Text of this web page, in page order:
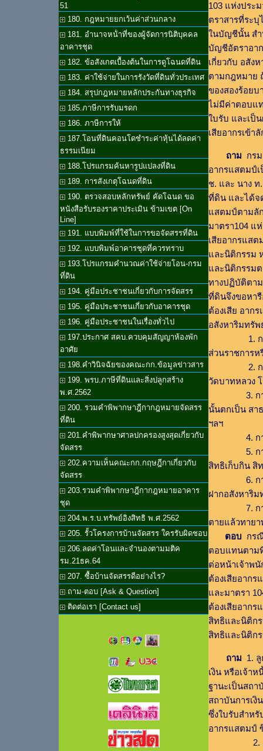
51
180. กฎหมายยกเว้นค่าส่วนกลาง
181. อำนาจหน้่าที่ของผู้จัดการนิติบุคคล
อาคารชุด
182. ข้อสังเกตเบื้องต้นในการดูโฉนดที่ดิน
183. ค่าใช้จ่ายในการรังวัดที่ดินทั่วประเทศ
184. สรุปกฎหมายหลักประกันทางธุรกิจ
185.ภาษีการรับมรดก
186. ภาษีการให้
187.โอนที่ดินคอนโดชำระค่าหุ้นได้ลดค่า
ธรรมเนียม
188.โปรแกรมค้นหารูปแปลงที่ดิน
189. การสังเกตุโฉนดที่ดิน
190. ตรวจสอบหลักทรัพย์ คัดโฉนด ขอ
หนังสือรับรองราคาประเมิน ข้ามเขต [On
Line]
191. แบบพิมพ์ที่ใช้ในการขอจัดสรรที่ดิน
192. แบบพิมพ์อาคารชุดที่ควรทราบ
193.โปรแกรมคำนวณค่าใช้จ่ายโอน-กรม
ที่ดิน
194. คู่มือประชาชนเกี่ยวกับการจัดสรร
195. คู่มือประชาชนเกี่ยวกับอาคารชุด
196. คู่มือประชาชนในเรื่องทั่วไป
197.ประกาศ สคบ.ควบคุมสัญญาห้องพัก
อาศัย
198.คำวินิจฉัยของคณะกก.ข้อมูลข่าวสาร
199. พรบ.ภาษีที่ดินและสิ่งปลูกสร้าง
พ.ศ.2562
200. รวมคำพิพากษาฎีกากฎหมายจัดสรร
ที่ดิน
201.คำพิพากษาศาลปกครองสูงสุดเกี่ยวกับ
จัดสรร
202.ความเห็นคณะกก.กฤษฎีกาเกี่ยวกับ
จัดสรร
203.รวมคำพิพากษาฎีกากฎหมายอาคาร
ชุด
204.พ.ร.บ.ทรัพย์อิงสิทธิ พ.ศ.2562
205. รั้วโครงการบ้านจัดสรร ใครรับผิดชอบ
206.ลดค่าโอนและจำนองตามมติค
รม.21ธค.64
207. ซื้อบ้านจัดสรรดีอย่างไร?
ถาม-ตอบ [Ask & Question]
ติดต่อเรา [Contact us]
103 แห่งประ
ตราสารที่ระ
ในบัญชีนั้น สำ
บัญชีอัตราอา
เกี่ยวกับ อสัง
ตามกฎหมาย
ของสองร้อย
ไม่มีค่าตอบแ
ใบรับ และเป็
เสียอากรเข้
ถาม กร
อากรแสตมป์
ช. และ นาง
ที่ดิน และได้จ
แสตมป์ตามลั
มาตรา104 แ
เสียอากรแส
และนิติกรรม
และนิติกรรม
ทางปฏิบัติตา
ที่ดินจึงขอหา
ต้องเสีย อาก
อสังหาริมทรั
1. การให้
ส่วนราชการ
2. การให้
วัดบาทหลวง
3. การให้
นั้นตกเป็น สา
ฯลฯ
4. การโอ
5. การจดท
สิทธิเก็บกิน สิ
6. การจดท
ฝากอสังหาริ
7. การจดท
ตายแล้วทาย
ตอบ กร
ตอบแทนตาม
ต่อหน้าเจ้าพ
ต้องเสียอาก
และมาตรา
ต้องเสียอาก
สิทธิและนิติกร
สิทธิและนิติก
ถาม 1.
เงิน หรือเจ้า
ฐานะเป็นสถา
สถาบันการเงิ
ซึ่งใบรับสำห
อากรแสตมป์
2. กรณีโอ